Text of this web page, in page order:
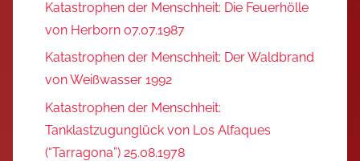
Katastrophen der Menschheit: Die Feuerhölle
von Herborn 07.07.1987
Katastrophen der Menschheit: Der Waldbrand
von Weißwasser 1992
Katastrophen der Menschheit:
Tanklastzugunglück von Los Alfaques
(“Tarragona”) 25.08.1978